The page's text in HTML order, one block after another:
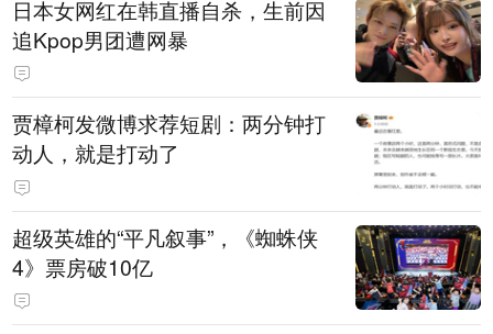
日本女网红在韩直播自杀，生前因
追Kpop男团遭网暴
贾樟柯发微博求荐短剧：两分钟打
动人，就是打动了
超级英雄的“平凡叙事”，《蜘蛛侠
4》票房破10亿